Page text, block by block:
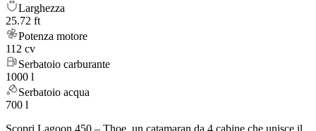
Larghezza
25.72 ft
Potenza motore
112 cv
Serbatoio carburante
1000 l
Serbatoio acqua
700 l